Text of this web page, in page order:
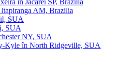
AM, Brazilia
SUA
SUA
NY, SUA
Kyle în North Ridgeville, SUA